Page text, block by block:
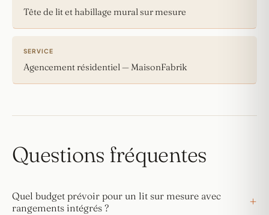
Tête de lit et habillage mural sur mesure
SERVICE
Agencement résidentiel — MaisonFabrik
Questions fréquentes
Quel budget prévoir pour un lit sur mesure avec
rangements intégrés ?